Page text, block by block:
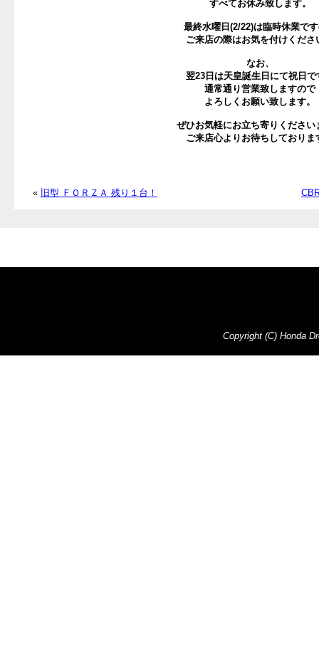
すべてお休み致します。
最終水曜日(2/22)は臨時休業で
ご来店の際はお気を付けくださ
なお、
翌23日は天皇誕生日にて祝日で
通常通り営業致しますので
よろしくお願い致します。
ぜひお気軽にお立ち寄りください
ご来店心よりお待ちしておりま
« 旧型 ＦＯＲＺＡ 残り１台！
Copyright (C) Honda